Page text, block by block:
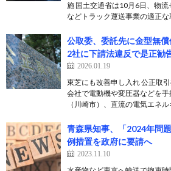
施 国土交通省は10月6日、物
などトラック運送事業の適正
公取委、委託先に金型無
2社に下請法違反で是正勧
2026.01.19
東芝にも改善申し入れ 公正取
会社で電動機や変圧器などを
（川崎市）、直流の電気エネ
青森県知事、「2024年問
例措置を政府に要請へ
2023.11.10